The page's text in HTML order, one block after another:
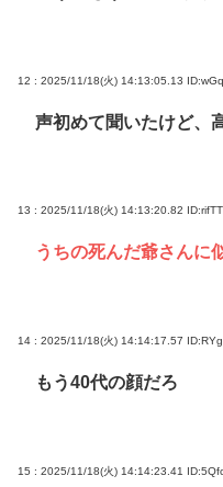
12 : 2025/11/18(火) 14:13:05.13
声初めて聞いたけど、
13 : 2025/11/18(火) 14:13:20.82
うちの死んだ爺さんに
14 : 2025/11/18(火) 14:14:17.57
もう40代の顔だろ
15 : 2025/11/18(火) 14:14:23.41